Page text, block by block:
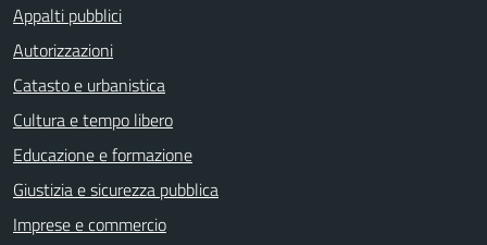
Appalti pubblici
Autorizzazioni
Catasto e urbanistica
Cultura e tempo libero
Educazione e formazione
Giustizia e sicurezza pubblica
Imprese e commercio